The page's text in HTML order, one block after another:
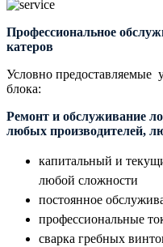
Профессиональное
катеров
Условно предоставляемые
блока:
Ремонт и обслуживание
любых производителей,
капитальный и
любой сложности
постоянное
профессиональные
сварка гребных